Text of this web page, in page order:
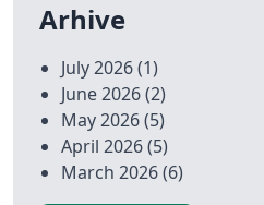
Arhive
July 2026(1)
June 2026(2)
May 2026(5)
April 2026(5)
March 2026(6)